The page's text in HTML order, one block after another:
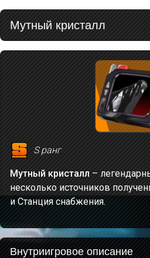
Мутный кристалл
S ранг
Мутный кристалл –
несколько источников
и Станция снабжения.
Внутриигровое описание